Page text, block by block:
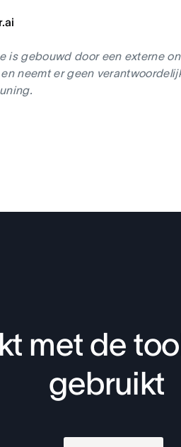
is gebouwd door een externe
neemt er geen
met de
gebruikt